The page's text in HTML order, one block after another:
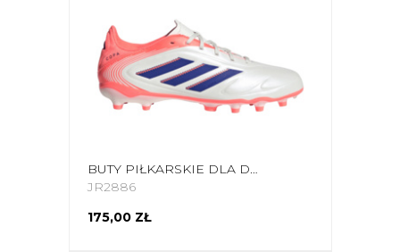
BUTY PIŁKARSKIE DLA DZIECI ADIDAS COPA PURE 3 LEAGUE FG/MG JR2886
JR2886
175,00 ZŁ